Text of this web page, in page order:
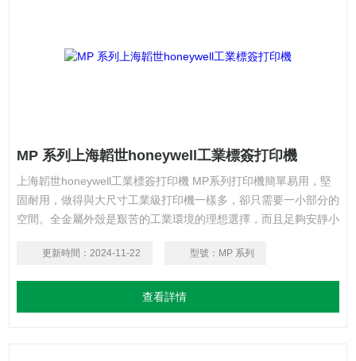
MP 系列上海韜世honeywell工業標簽打印機
上海韜世honeywell工業標簽打印機 MP系列打印機簡單易用，堅
固耐用，做得與大尺寸工業級打印機一樣多，卻只需要一小部分的
空間。全金屬外殼是艱苦的工業環境的理想選擇，而且足夠安靜小
更新時間： 2024-11-22 型號： MP 系列
查看詳情